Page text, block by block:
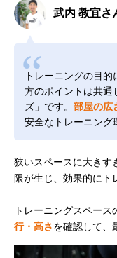
武内 教宜さ
トレーニングの目
方のポイントは共通
ズ」です。 部屋の広
安全なトレーニング
狭いスペースに大きす
限が生じ、効果的にト
トレーニングスペース
行・高さを確認して、